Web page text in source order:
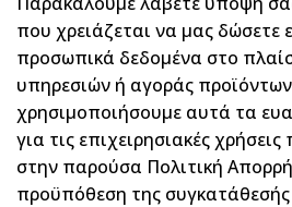
που χρειάζεται να μας δώσετε
προσωπικά δεδομένα στο
υπηρεσιών ή αγοράς
χρησιμοποιήσουμε αυτά τα
για τις επιχειρησιακές
στην παρούσα Πολιτική
προϋπόθεση της